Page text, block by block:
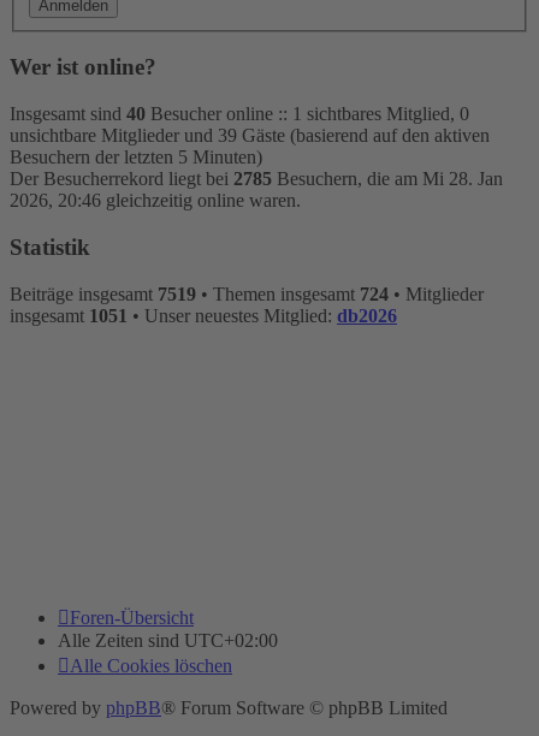
Wer ist online?
Insgesamt sind 40 Besucher online :: 1 sichtbares Mitglied, 0
unsichtbare Mitglieder und 39 Gäste (basierend auf den aktiven
Besuchern der letzten 5 Minuten)
Der Besucherrekord liegt bei 2785 Besuchern, die am Mi 28. Jan
2026, 20:46 gleichzeitig online waren.
Statistik
Beiträge insgesamt 7519 • Themen insgesamt 724 • Mitglieder
insgesamt 1051 • Unser neuestes Mitglied: db2026
Foren-Übersicht
Alle Zeiten sind UTC+02:00
Alle Cookies löschen
Powered by phpBB® Forum Software © phpBB Limited